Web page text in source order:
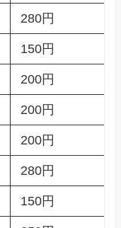
280円
150円
200円
200円
200円
280円
150円